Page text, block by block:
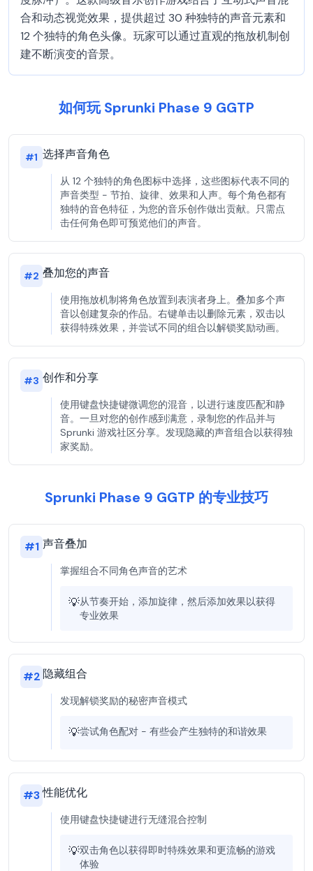
合和动态视觉效果，提供超过 30 种独特的声音元素和
12 个独特的角色头像。玩家可以通过直观的拖放机制创
建不断演变的音景。
如何玩 Sprunki Phase 9 GGTP
#1 选择声音角色
从 12 个独特的角色图标中选择，这些图标代表不同的
声音类型 - 节拍、旋律、效果和人声。每个角色都有
独特的音色特征，为您的音乐创作做出贡献。只需点
击任何角色即可预览他们的声音。
#2 叠加您的声音
使用拖放机制将角色放置到表演者身上。叠加多个声
音以创建复杂的作品。右键单击以删除元素，双击以
获得特殊效果，并尝试不同的组合以解锁奖励动画。
#3 创作和分享
使用键盘快捷键微调您的混音，以进行速度匹配和静
音。一旦对您的创作感到满意，录制您的作品并与
Sprunki 游戏社区分享。发现隐藏的声音组合以获得独
家奖励。
Sprunki Phase 9 GGTP 的专业技巧
#1 声音叠加
掌握组合不同角色声音的艺术
💡从节奏开始，添加旋律，然后添加效果以获得
专业效果
#2 隐藏组合
发现解锁奖励的秘密声音模式
💡尝试角色配对 - 有些会产生独特的和谐效果
#3性能优化
使用键盘快捷键进行无缝混合控制
💡双击角色以获得即时特殊效果和更流畅的游戏
体验